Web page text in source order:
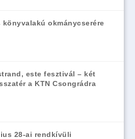
könyvalakú okmánycserére
este fesztivál – két
a KTN Csongrádra
28-ai rendkívüli